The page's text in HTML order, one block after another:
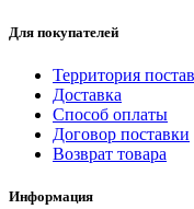
Для покупателей
Территория
Доставка
Способ оплаты
Договор поставки
Возврат товара
Информация